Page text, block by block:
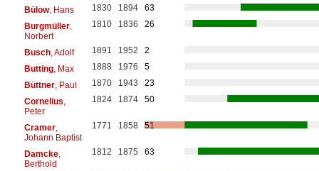
Bülow, Hans 1830 1894
63
Burgmüller,
Norbert
1810 1836 26
Busch, Adolf 1891 1952
2
Butting, Max 1888 1976
5
Büttner, Paul 1870 1943
23
Cornelius
Peter
1824 1874 50
Cramer,
Johann Baptist
1771 1858 51
Damcke,
Berthold
1812 1875 63